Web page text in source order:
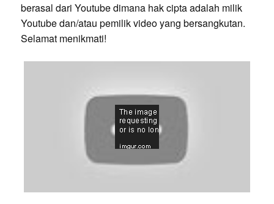
berasal dari Youtube dimana hak cipta adalah milik
Youtube dan/atau pemilik video yang bersangkutan.
Selamat menikmati!